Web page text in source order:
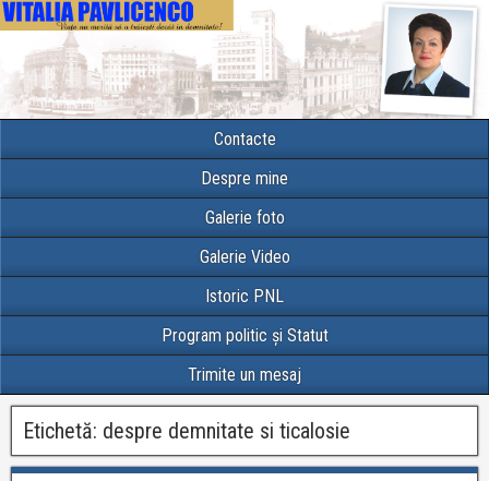
Contacte
Despre mine
Galerie foto
Galerie Video
Istoric PNL
Program politic și Statut
Trimite un mesaj
Etichetă: despre demnitate si ticalosie